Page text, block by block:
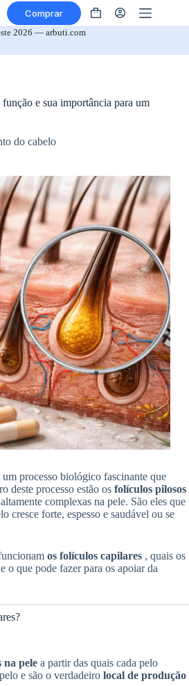
Comprar
Cesto
2026 — arbuti.com
e sua importância para um
do cabelo
um processo biológico fascinante que
deste processo estão os folículos pilosos
complexas na pele. São eles que
cresce forte, espesso e saudável ou se
os folículos capilares , quais os
o que pode fazer para os apoiar da
na pele a partir das quais cada pelo
e são o verdadeiro local de produção